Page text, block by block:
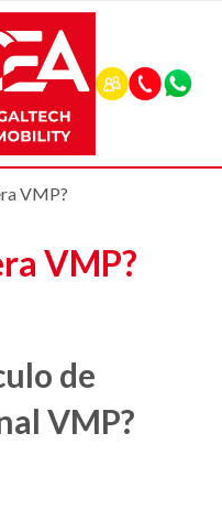
VMP?
VMP?
de
VMP?